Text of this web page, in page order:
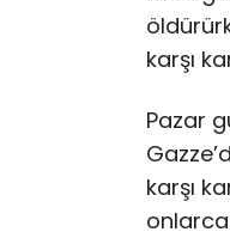
karşı
Pazar
karşı
onlarca